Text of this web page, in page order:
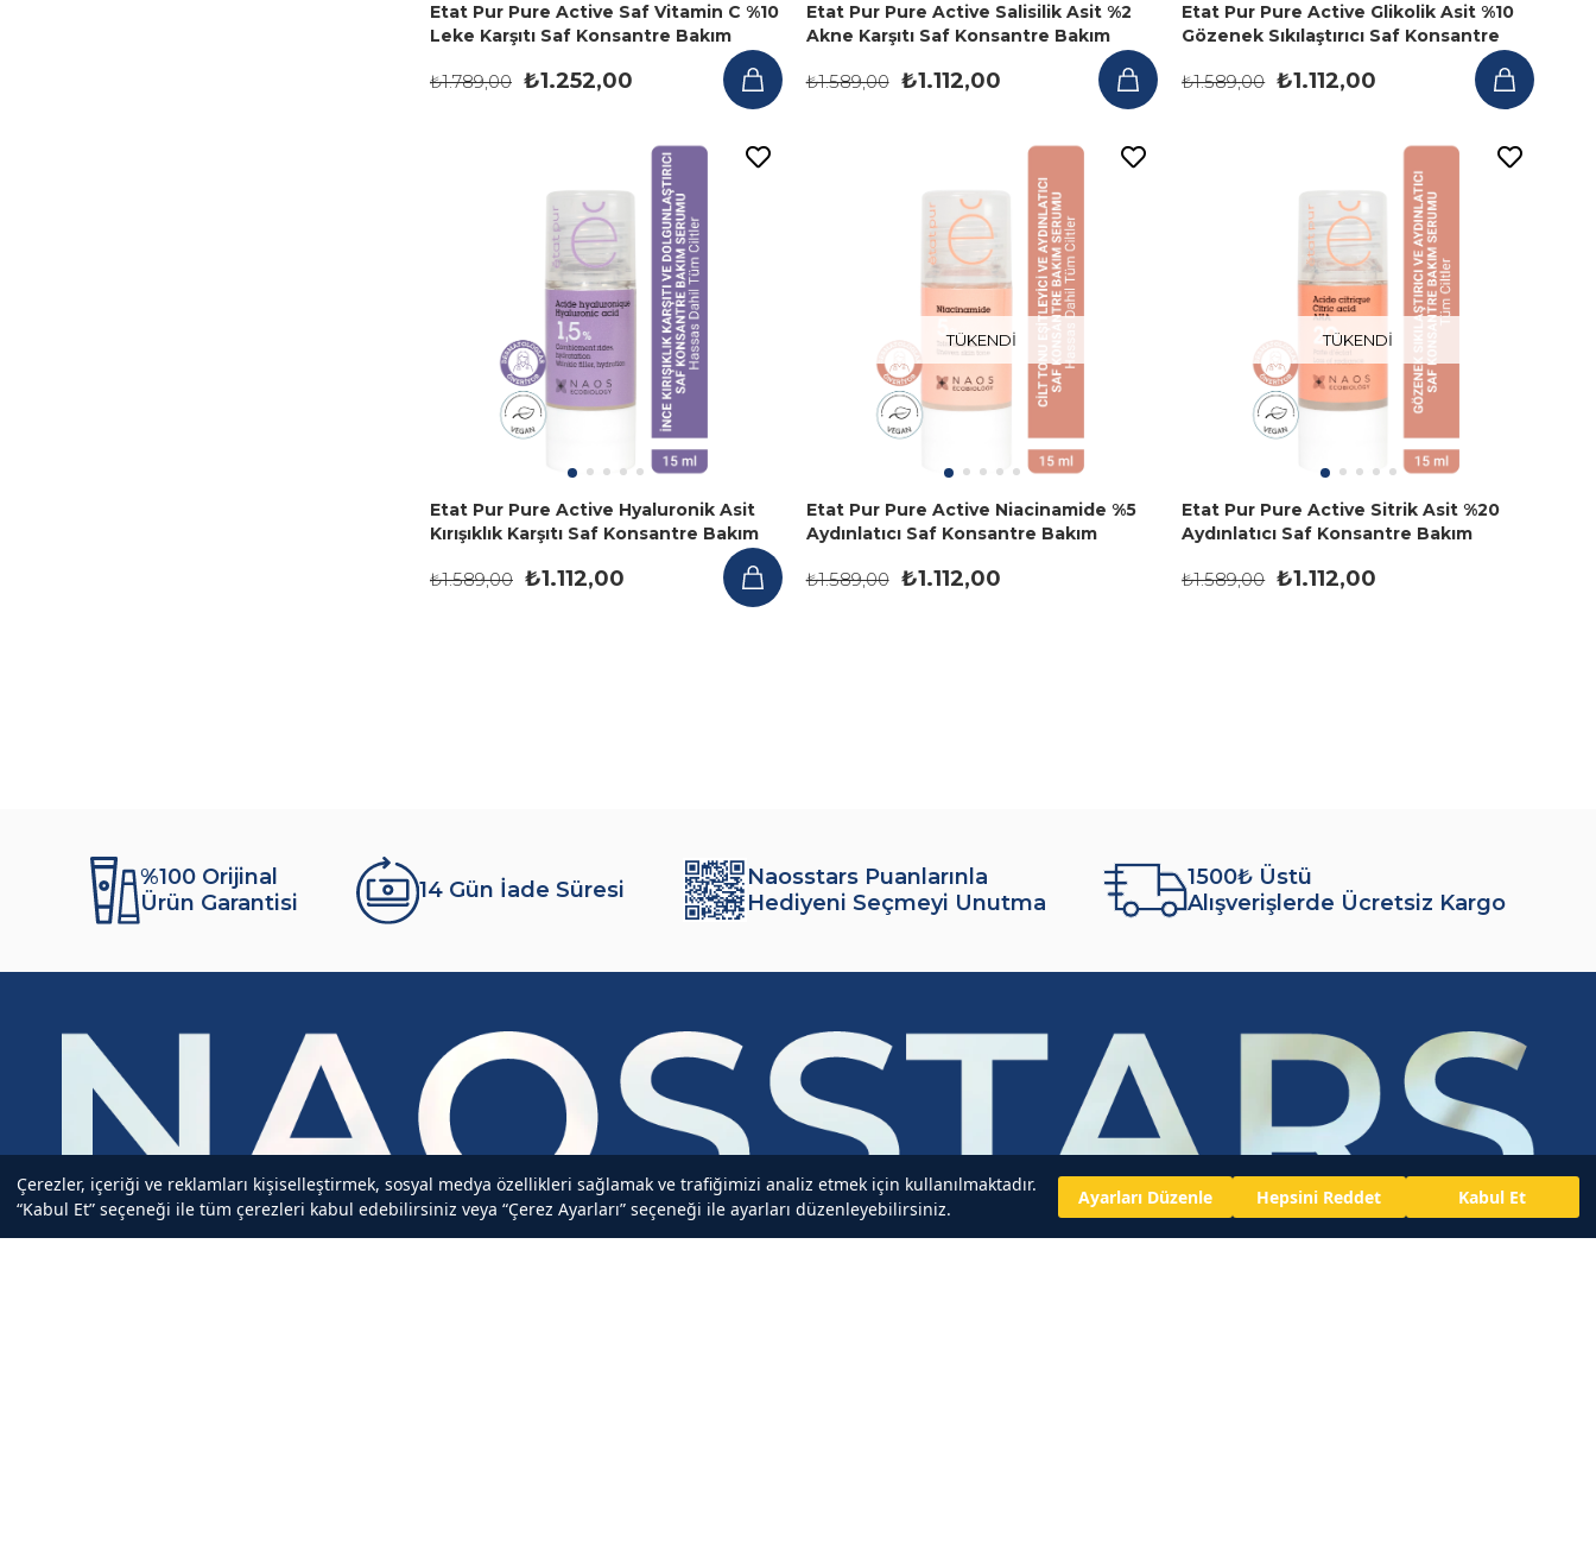
Çerezler, içeriği ve reklamları kişiselleştirmek, sosyal medya özellikleri sağlamak ve trafiğimizi analiz etmek için kullanılmaktadır.
“Kabul Et” seçeneği ile tüm çerezleri kabul edebilirsiniz veya “Çerez Ayarları” seçeneği ile ayarları düzenleyebilirsiniz.
Ayarları Düzenle Hepsini Reddet Kabul Et
Etat Pur Pure Active Saf Vitamin C %10
Leke Karşıtı Saf Konsantre Bakım
₺1.252,00
₺1.789,00
Etat Pur Pure Active Salisilik Asit %2
Akne Karşıtı Saf Konsantre Bakım
₺1.112,00
₺1.589,00
Etat Pur Pure Active Glikolik Asit %10
Gözenek Sıkılaştırıcı Saf Konsantre
₺1.112,00
₺1.589,00
Etat Pur Pure Active Hyaluronik Asit
Kırışıklık Karşıtı Saf Konsantre Bakım
₺1.112,00
₺1.589,00
TÜKENDI
Etat Pur Pure Active Niacinamide %5
Aydınlatıcı Saf Konsantre Bakım
₺1.112,00
₺1.589,00
TÜKENDI
Etat Pur Pure Active Sitrik Asit %20
Aydınlatıcı Saf Konsantre Bakım
₺1.112,00
₺1.589,00
%100 Orijinal
Ürün Garantisi
14 Gün İade Süresi
Naosstars Puanlarınla
Hediyeni Seçmeyi Unutma
1500₺ Üstü
Alışverişlerde Ücretsiz Kargo